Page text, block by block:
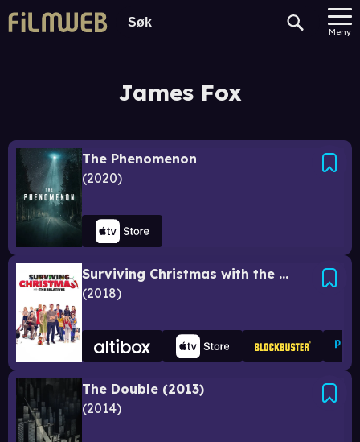
Meny
James Fox
The Phenomenon
2020
Surviving Christmas with the Relatives
2018
The Double (2013)
2014